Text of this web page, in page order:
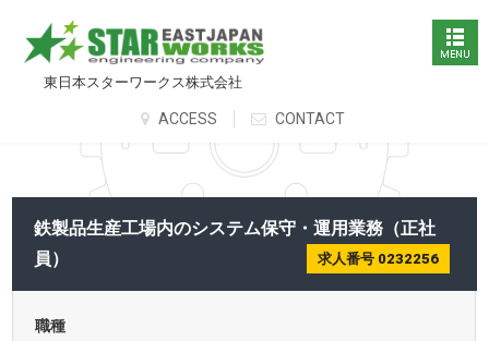
東日本スターワークス株式会社
ACCESS CONTACT
鉄製品生産工場内のシステム保守・運用業務（正社
員）
求人番号 0232256
職種